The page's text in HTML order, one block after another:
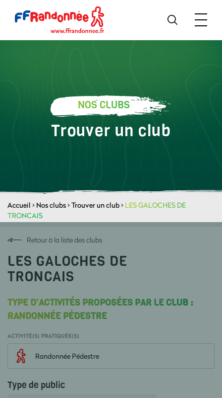
NOS CLUBS
Trouver un club
Accueil > Nos clubs>Trouver un club> LES GALOCHES DE
TRONCAIS
Retour à la liste des clubs
LES GALOCHES DE
TRONCAIS
TYPE D'ACTIVITÉS PROPOSÉES PAR LE CLUB :
RANDONNÉE PÉDESTRE
ACTIVITÉ(S) PRATIQUÉE(S)
Randonnée Pédestre
Type de public